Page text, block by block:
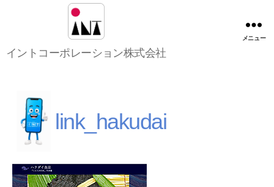
ン
レ
ョ
ン
イントコーポレーション株式会社
メニュー
link_hakudai